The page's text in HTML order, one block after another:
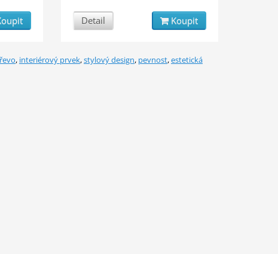
Detail Koupit
, interiérový prvek,stylový design, pevnost,estetická